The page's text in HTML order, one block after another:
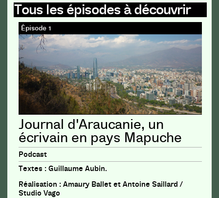
Tous les épisodes à découvrir
Épisode 1
Journal d'Araucanie, un
écrivain en pays Mapuche
Podcast
Textes : Guillaume Aubin.
Réalisation : Amaury Ballet et Antoine Saillard /
Studio Vago